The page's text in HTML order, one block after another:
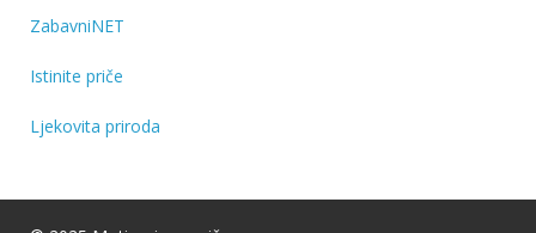
ZabavniNET
Istinite priče
Ljekovita priroda